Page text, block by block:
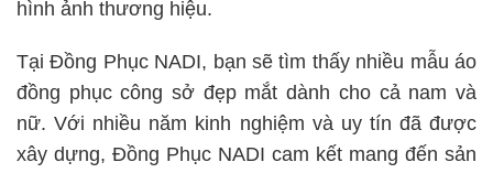
hình ảnh thương hiệu.
Tại Đồng Phục NADI, bạn sẽ tìm thấy nhiều mẫu áo
đồng phục công sở đẹp mắt dành cho cả nam và
nữ. Với nhiều năm kinh nghiệm và uy tín đã được
xây dựng, Đồng Phục NADI cam kết mang đến sản